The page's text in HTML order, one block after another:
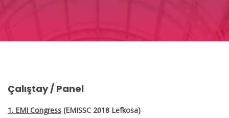
Çalıştay / Panel
1. EMI Congress (EMISSC 2018 Lefkosa)